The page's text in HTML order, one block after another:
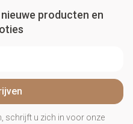
producten en
schrijft u zich in voor onze